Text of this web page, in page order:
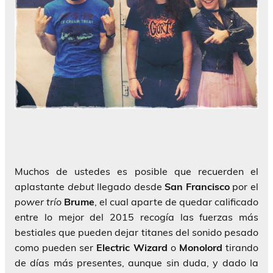
Muchos de ustedes es posible que recuerden el
aplastante debutllegado desdeSan Franciscopor el
power trío Brume, el cual aparte de quedar calificado
entre lo mejor del 2015 recogía las fuerzas más
bestiales que pueden dejar titanes del sonido pesado
como pueden ser Electric Wizard o Monolord tirando
de días más presentes, aunque sin duda, y dado la